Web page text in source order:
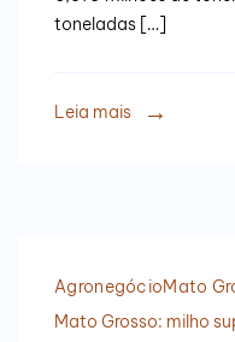
toneladas […]
Leia mais
AgronegócioMato
Mato Grosso: milho